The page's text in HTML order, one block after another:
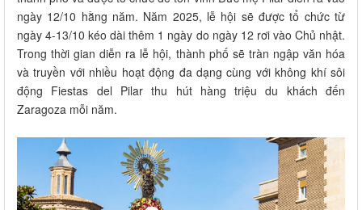
ngày 12/10 hằng năm. Năm 2025, lễ hội sẽ được tổ chức từ
ngày 4-13/10 kéo dài thêm 1 ngày do ngày 12 rơi vào Chủ nhật.
Trong thời gian diễn ra lễ hội, thành phố sẽ tràn ngập văn hóa
và truyền với nhiều hoạt động đa dạng cùng với không khí sôi
động Fiestas del Pilar thu hút hàng triệu du khách đến
Zaragoza mỗi năm.